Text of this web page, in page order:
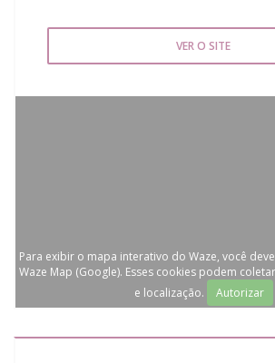
VER O SITE
Para exibir o mapa interativo do Waze, você
Waze Map (Google). Esses cookies podem
e localização.
Autorizar